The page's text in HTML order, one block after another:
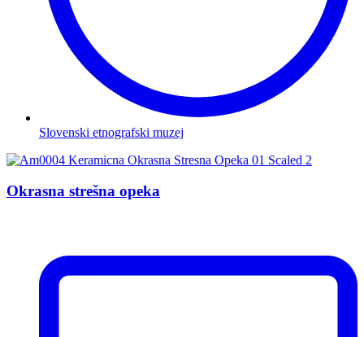
Slovenski etnografski muzej
Okrasna strešna opeka